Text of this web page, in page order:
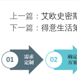
上一篇： 艾欧史密
下一篇： 得意生活